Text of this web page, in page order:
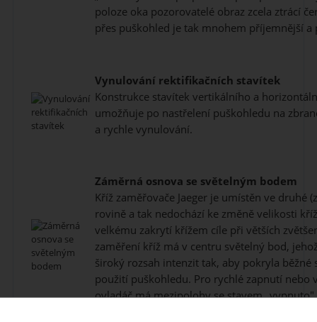
poloze oka pozorovatelé obraz zcela ztrácí
přes puškohled je tak mnohem příjemnější a
Vynulování rektifikačních stavítek
Konstrukce stavítek vertikálního a
umožňuje po nastřelení puškohledu na
a rychle vynulování.
Záměrná osnova se světelným bodem
Kříž zaměřovače Jaeger je umístěn ve druhé
rovině a tak nedochází ke změně velikosti
velkému zakrytí křížem cíle při větších
zaměření kříž má v centru světelný bod,
široký rozsah intenzit tak, aby pokryla běžné
použití puškohledu. Pro rychlé zapnutí nebo
ovladáč má mezipolohy se stavem „vypnuto".